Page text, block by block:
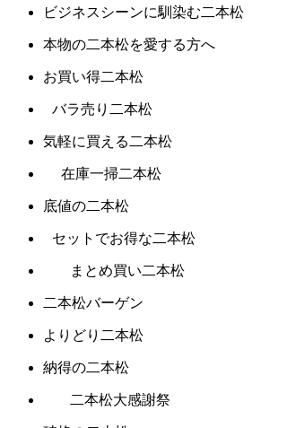
ビジネスシーンに馴染む二本松
本物の二本松を愛する方へ
お買い得二本松
バラ売り二本松
気軽に買える二本松
在庫一掃二本松
底値の二本松
セットでお得な二本松
まとめ買い二本松
二本松バーゲン
よりどり二本松
納得の二本松
二本松大感謝祭